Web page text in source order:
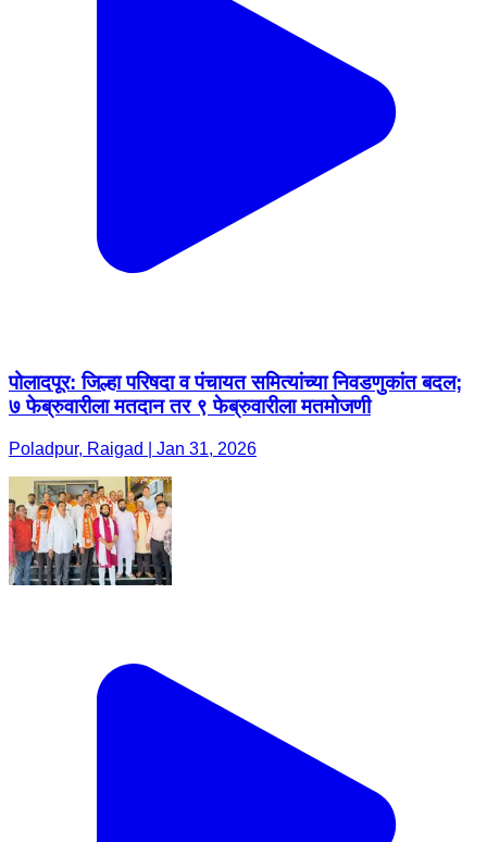
पोलादपूर: जिल्हा परिषदा व पंचायत समित्यांच्या निवडणुकांत बदल;
७ फेब्रुवारीला मतदान तर ९ फेब्रुवारीला मतमोजणी
Poladpur, Raigad | Jan 31, 2026